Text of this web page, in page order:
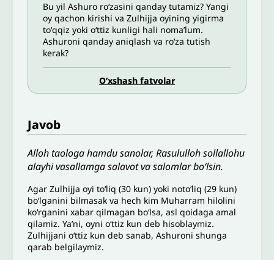
Bu yil Ashuro roʻzasini qanday tutamiz? Yangi
oy qachon kirishi va Zulhijja oyining yigirma
toʻqqiz yoki oʻttiz kunligi hali nomaʼlum.
Ashuroni qanday aniqlash va roʻza tutish
kerak?
O’xshash fatvolar
Javob
Alloh taologa hamdu sanolar, Rasululloh sollallohu
alayhi vasallamga salavot va salomlar bo‘lsin.
Agar Zulhijja oyi toʻliq (30 kun) yoki notoʻliq (29 kun)
boʻlganini bilmasak va hech kim Muharram hilolini
koʻrganini xabar qilmagan boʻlsa, asl qoidaga amal
qilamiz. Yaʼni, oyni oʻttiz kun deb hisoblaymiz.
Zulhijjani oʻttiz kun deb sanab, Ashuroni shunga
qarab belgilaymiz.